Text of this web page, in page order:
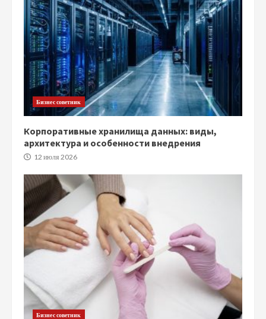
Бизнес советник
Корпоративные хранилища данных: виды,
архитектура и особенности внедрения
12 июля 2026
Бизнес советник